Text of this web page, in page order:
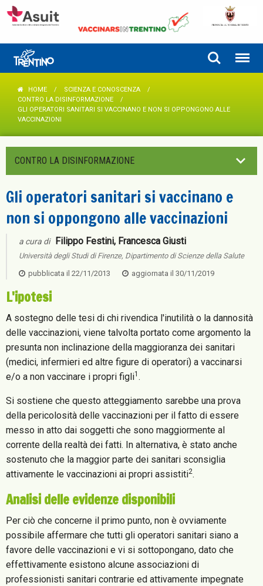
HOME
SCIENZA E CONOSCENZA
CONTRO LA DISINFORMAZIONE
GLI OPERATORI SANITARI SI VACCINANO E NON SI OPPONGONO ALLE
VACCINAZIONI
CONTRO LA DISINFORMAZIONE
Gli operatori sanitari si vaccinano e
non si oppongono alle vaccinazioni
a cura di Filippo Festini, Francesca Giusti
Università degli Studi di Firenze, Dipartimento di Scienze della Salute
pubblicata il 22/11/2013 aggiornata il 30/11/2019
L'ipotesi
A sostegno delle tesi di chi rivendica l'inutilità o la dannosità
delle vaccinazioni, viene talvolta portato come argomento la
presunta non inclinazione della maggioranza dei sanitari
(medici, infermieri ed altre figure di operatori) a vaccinarsi
e/o a non vaccinare i propri figli1 .
Si sostiene che questo atteggiamento sarebbe una prova
della pericolosità delle vaccinazioni per il fatto di essere
messo in atto dai soggetti che sono maggiormente al
corrente della realtà dei fatti. In alternativa, è stato anche
sostenuto che la maggior parte dei sanitari sconsiglia
attivamente le vaccinazioni ai propri assistiti2.
Analisi delle evidenze disponibili
Per ciò che concerne il primo punto, non è ovviamente
possibile affermare che tutti gli operatori sanitari siano a
favore delle vaccinazioni e vi si sottopongano, dato che
effettivamente esistono alcune associazioni di
professionisti sanitari contrarie ed attivamente impegnate